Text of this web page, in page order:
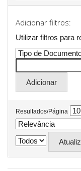
Adicionar filtros:
Utilizar filtros para
Resultados/Página